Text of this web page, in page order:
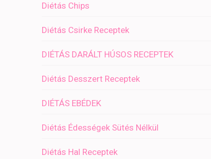
Diétás Chips
Diétás Csirke Receptek
DIÉTÁS DARÁLT HÚSOS RECEPTEK
Diétás Desszert Receptek
DIÉTÁS EBÉDEK
Diétás Édességek Sütés Nélkül
Diétás Hal Receptek